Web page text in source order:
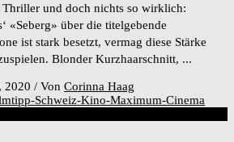
und doch nichts so wirklich:
«Seberg» über die titelgebende
ist stark besetzt, vermag diese Stärke
Blonder Kurzhaarschnitt, ...
2020 / Von Corinna Haag